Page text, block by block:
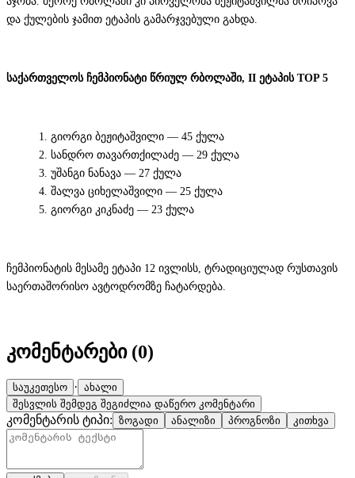
და ქულების ჯამით ეტაპის გამარჯვებული გახდა.
საქართველოს ჩემპიონატი წრიულ რბოლაში, II ეტაპის TOP 5
გიორგი ბეჟიტაშვილი — 45 ქულა
სანდრო თავართქილაძე — 29 ქულა
უშანგი ნანავა — 27 ქულა
შალვა ციხელაშვილი — 25 ქულა
გიორგი კიკნაძე — 23 ქულა
ჩემპიონატის მესამე ეტაპი 12 ივლისს, ტრადიციულად რუსთავის
საერთაშორისო ავტოდრომზე ჩატარდება.
კომენტარები (0)
საუკეთესო · ახალი
შესვლის შემდეგ შეგიძლია დაწერო კომენტარი
კომენტარის ტიპი: ზოგადი ანალიზი პროგნოზი კითხვა